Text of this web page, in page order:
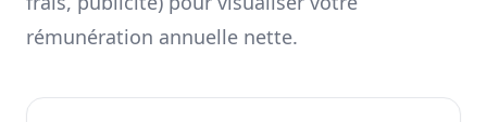
rémunération annuelle nette.